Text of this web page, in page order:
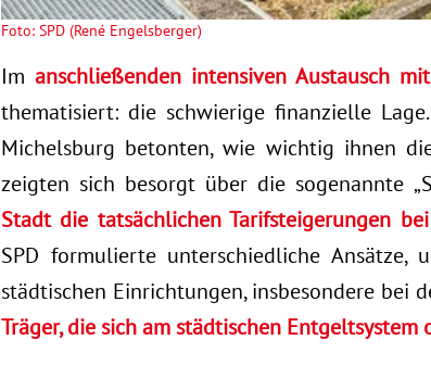
Foto: SPD (René Engelsberger)
Im anschließenden intensiven Austausch
thematisiert: die schwierige finanzielle
Michelsburg betonten, wie wichtig ihnen
zeigten sich besorgt über die sogenannte
Stadt die tatsächlichen Tarifsteigerungen
SPD formulierte unterschiedliche
städtischen Einrichtungen, insbesondere bei
Träger, die sich am städtischen